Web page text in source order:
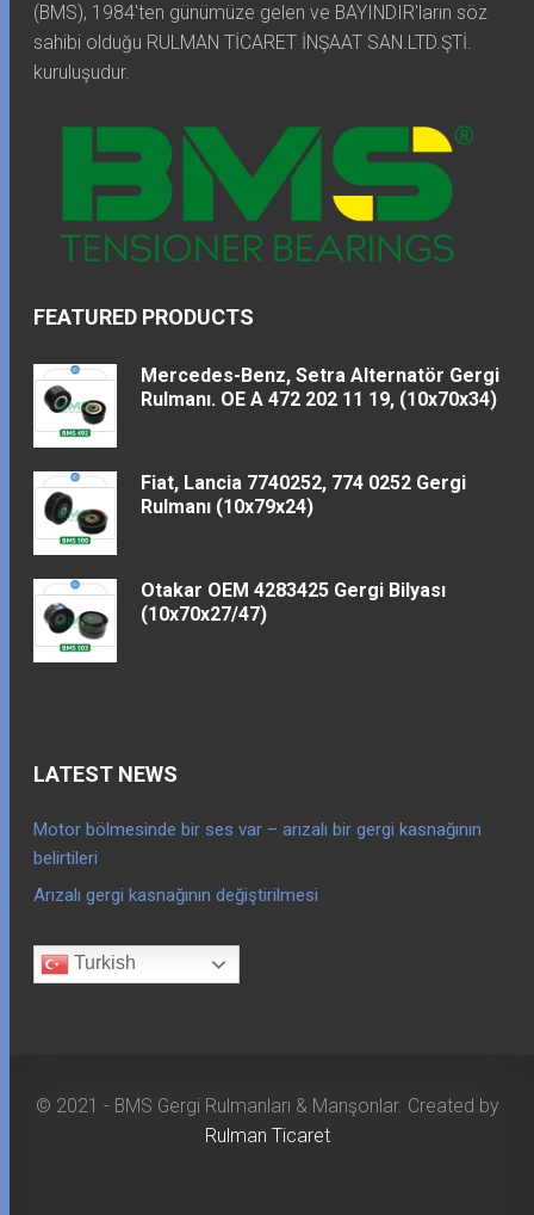
(BMS), 1984'ten günümüze gelen ve BAYINDIR'ların söz
sahibi olduğu RULMAN TİCARET İNŞAAT SAN.LTD.ŞTİ.
kuruluşudur.
FEATURED PRODUCTS
Mercedes-Benz, Setra Alternatör Gergi
Rulmanı. OE A 472 202 11 19, (10x70x34)
Fiat, Lancia 7740252, 774 0252 Gergi
Rulmanı (10x79x24)
Otakar OEM 4283425 Gergi Bilyası
(10x70x27/47)
LATEST NEWS
Motor bölmesinde bir ses var – arızalı bir gergi kasnağının
belirtileri
Arızalı gergi kasnağının değiştirilmesi
Turkish
© 2021 - BMS Gergi Rulmanları & Manşonlar. Created by
Rulman Ticaret